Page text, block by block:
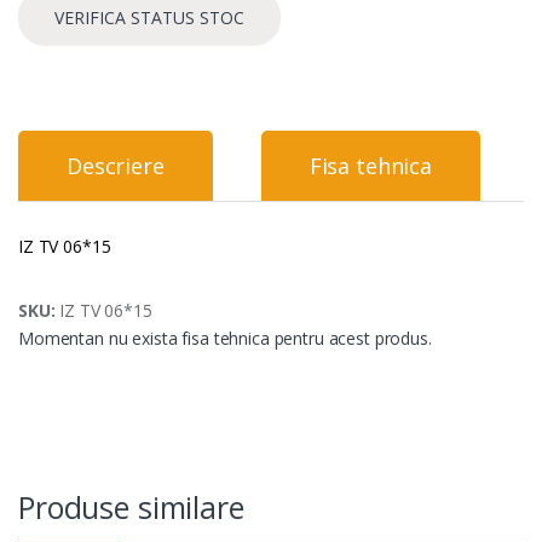
VERIFICA STATUS STOC
Descriere Fisa tehnica
IZ TV 06*15
SKU: IZ TV 06*15
Momentan nu exista fisa tehnica pentru acest produs.
Produse similare